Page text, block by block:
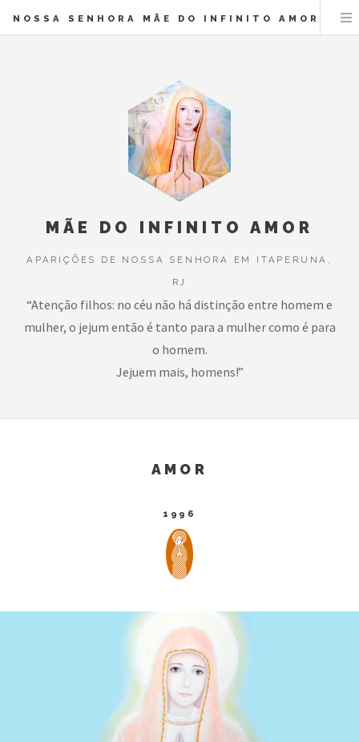
NOSSA SENHORA MÃE DO INFINITO AMOR
MÃE DO INFINITO AMOR
APARIÇÕES DE NOSSA SENHORA EM ITAPERUNA,
RJ
“Atenção filhos: no céu não há distinção entre homem e
mulher, o jejum então é tanto para a mulher como é para
o homem.
Jejuem mais, homens!”
AMOR
1996